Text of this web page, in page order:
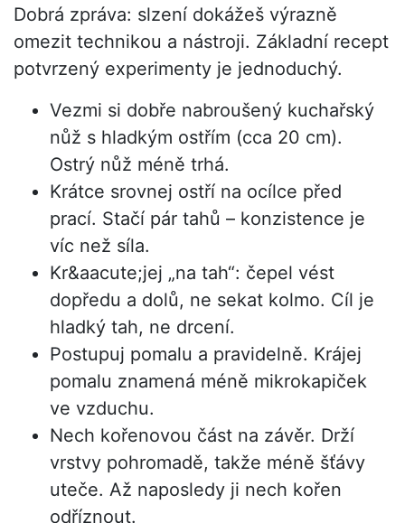
Dobrá zpráva: slzení dokážeš výrazně
omezit technikou a nástroji. Základní recept
potvrzený experimenty je jednoduchý.
Vezmi si dobře nabroušený kuchařský
nůž s hladkým ostřím (cca 20 cm).
Ostrý nůž méně trhá.
Krátce srovnej ostří na ocílce před
prací. Stačí pár tahů – konzistence je
víc než síla.
Kr&aacute;jej „na tah“: čepel vést
dopředu a dolů, ne sekat kolmo. Cíl je
hladký tah, ne drcení.
Postupuj pomalu a pravidelně. Krájej
pomalu znamená méně mikrokapiček
ve vzduchu.
Nech kořenovou část na závěr. Drží
vrstvy pohromadě, takže méně šťávy
uteče. Až naposledy ji nech kořen
odříznout.